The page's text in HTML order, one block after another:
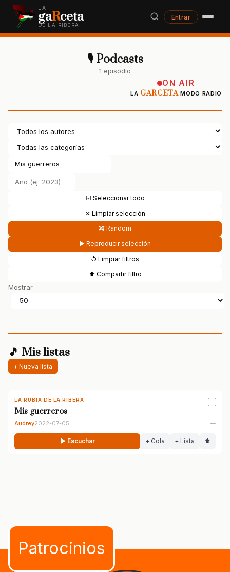
LA
gaRceta
DE LA RIBERA
Entrar
🎙 Podcasts
1 episodio
ON AIR
LA GARCETAMODO RADIO
☑ Seleccionar todo
✕ Limpiar selección
🔀 Random
▶ Reproducir selección
↺ Limpiar filtros
⬆ Compartir filtro
Mostrar
🎵 Mis listas
+ Nueva lista
LA RUBIA DE LA RIBERA
Mis guerreros
Audrey2022-07-05 —
▶ Escuchar + Cola + Lista ⬆